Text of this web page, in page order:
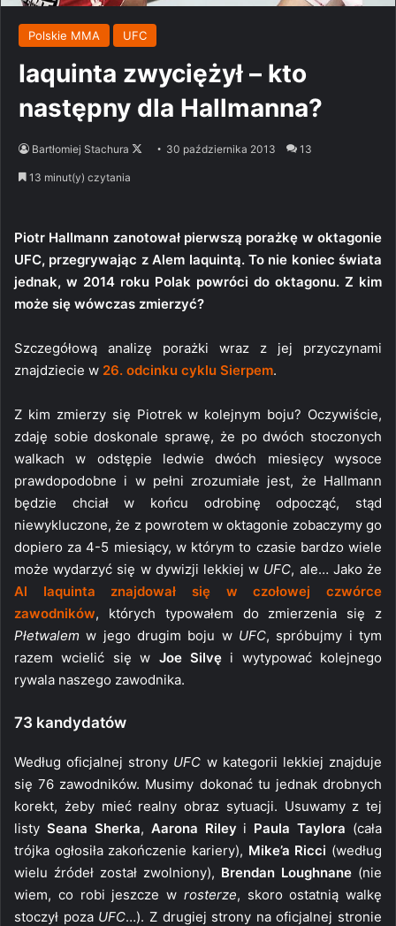
Polskie MMA UFC
Iaquinta zwyciężył – kto
następny dla Hallmanna?
Bartłomiej Stachura
Follow30 października 2013 13
13 minut(y) czytania
Piotr Hallmann zanotował pierwszą porażkę w oktagonie
UFC, przegrywając z Alem Iaquintą. To nie koniec świata
jednak, w 2014 roku Polak powróci do oktagonu. Z kim
może się wówczas zmierzyć?
Szczegółową analizę porażki wraz z jej przyczynami
znajdziecie w 26. odcinku cyklu Sierpem.
Z kim zmierzy się Piotrek w kolejnym boju? Oczywiście,
zdaję sobie doskonale sprawę, że po dwóch stoczonych
walkach w odstępie ledwie dwóch miesięcy wysoce
prawdopodobne i w pełni zrozumiałe jest, że Hallmann
będzie chciał w końcu odrobinę odpocząć, stąd
niewykluczone, że z powrotem w oktagonie zobaczymy go
dopiero za 4-5 miesiący, w którym to czasie bardzo wiele
może wydarzyć się w dywizji lekkiej w UFC, ale… Jako że
Al Iaquinta znajdował się w czołowej czwórce
zawodników, których typowałem do zmierzenia się z
Płetwalem w jego drugim boju w UFC, spróbujmy i tym
razem wcielić się w Joe Silvęi wytypować kolejnego
rywala naszego zawodnika.
73 kandydatów
Według oficjalnej strony UFC w kategorii lekkiej znajduje
się 76 zawodników. Musimy dokonać tu jednak drobnych
korekt, żeby mieć realny obraz sytuacji. Usuwamy z tej
listy Seana Sherka, Aarona Riley i Paula Taylora (cała
trójka ogłosiła zakończenie kariery), Mike’a Ricci (według
wielu źródeł został zwolniony), Brendan Loughnane (nie
wiem, co robi jeszcze w rosterze, skoro ostatnią walkę
stoczył poza UFC…). Z drugiej strony na oficjalnej stronie